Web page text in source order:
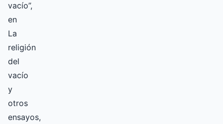
vacío”,
en
La
religión
del
vacío
y
otros
ensayos,